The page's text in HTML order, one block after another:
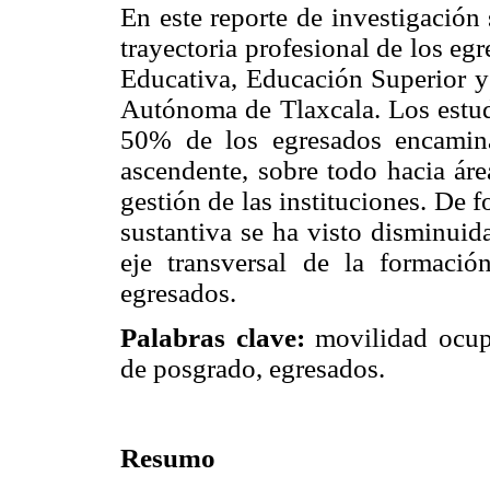
En este reporte de
trayectoria profesional de los
Educativa, Educación Superior
Autónoma de Tlaxcala. Los
50% de los egresados
ascendente, sobre todo hacia
gestión de las instituciones. De
sustantiva se ha visto
eje transversal de la
egresados.
Palabras clave: movilidad
de posgrado, egresados.
Resumo